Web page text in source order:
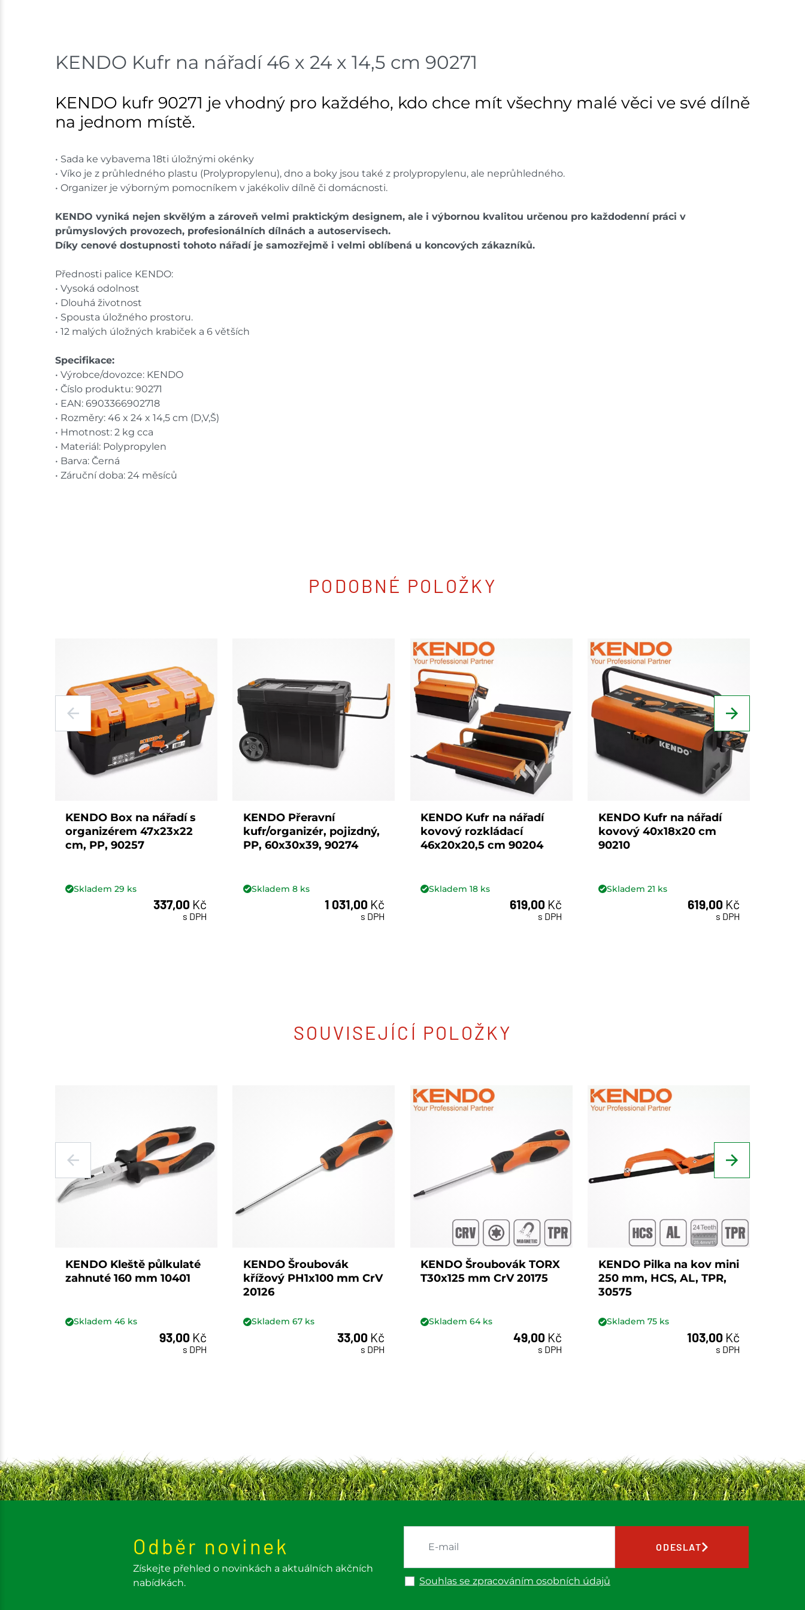
Skladem na prodejně - doručení do 7
KENDO Kufr na nářadí 46 x 24 x 14,5 cm 90271
KENDO kufr 90271 je vhodný pro každého, kdo chce mít všechny malé věci ve své dílně
na jednom místě.
• Sada ke vybavema 18ti úložnými okénky
• Víko je z průhledného plastu (Prolypropylenu), dno a boky jsou také z prolypropylenu, ale neprůhledného.
• Organizer je výborným pomocníkem v jakékoliv dílně či domácnosti.
KENDO vyniká nejen skvělým a zároveň velmi praktickým designem, ale i výbornou kvalitou určenou pro každodenní práci v
průmyslových provozech, profesionálních dílnách a autoservisech.
Díky cenové dostupnosti tohoto nářadí je samozřejmě i velmi oblíbená u koncových zákazníků.
Přednosti palice KENDO:
• Vysoká odolnost
• Dlouhá životnost
• Spousta úložného prostoru.
• 12 malých úložných krabiček a 6 větších
Specifikace:
• Výrobce/dovozce: KENDO
• Číslo produktu: 90271
• EAN: 6903366902718
• Rozměry: 46 x 24 x 14,5 cm (D,V,Š)
• Hmotnost: 2 kg cca
• Materiál: Polypropylen
• Barva: Černá
• Záruční doba: 24 měsíců
PODOBNÉ POLOŽKY
KENDO Box na nářadí s
organizérem 47x23x22
cm, PP, 90257
Skladem29 ks
337,00 Kč
s DPH
KENDO Přeravní
kufr/organizér, pojizdný,
PP, 60x30x39, 90274
Skladem 8ks
1 031,00 Kč
s DPH
KENDO Kufr na nářadí
kovový rozkládací
46x20x20,5 cm 90204
Skladem18 ks
619,00 Kč
s DPH
KENDO Kufr na nářadí
kovový 40x18x20 cm
90210
Skladem 21 ks
619,00 Kč
s DPH
SOUVISEJÍCÍ POLOŽKY
KENDO Kleště půlkulaté
zahnuté 160 mm 10401
Skladem46 ks
93,00 Kč
s DPH
KENDO Šroubovák
křížový PH1x100 mm CrV
20126
Skladem 67ks
33,00 Kč
s DPH
KENDO Šroubovák TORX
T30x125 mm CrV 20175
Skladem64ks
49,00 Kč
s DPH
KENDO Pilka na kov mini
250 mm, HCS, AL, TPR,
30575
Skladem 75ks
103,00 Kč
s DPH
Odběr novinek
Získejte přehled o novinkách a aktuálních akčních
nabídkách.
Souhlas se zpracováním osobních údajů
ODESLAT